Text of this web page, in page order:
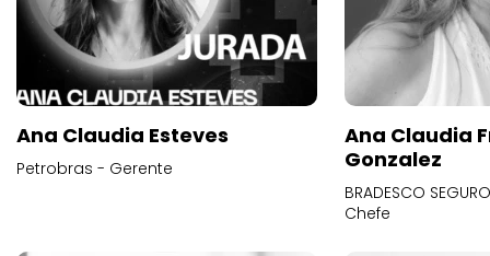
Ana Claudia Esteves
Petrobras - Gerente
Ana Claudia
Gonzalez
BRADESCO
Chefe